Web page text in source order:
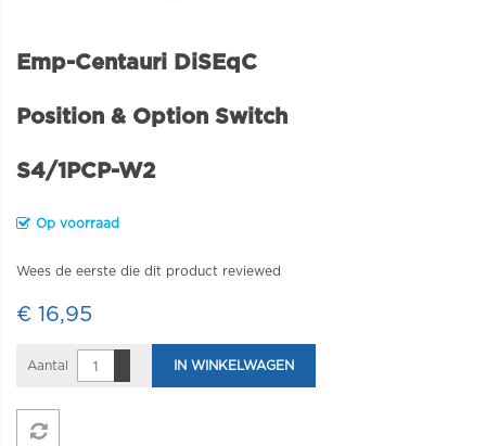
Emp-Centauri DiSEqC
Position & Option Switch
S4/1PCP-W2
Op voorraad
Wees de eerste die dit product reviewed
€ 16,95
Aantal IN WINKELWAGEN